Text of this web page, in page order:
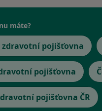
máte?
zdravotní pojišťovna
pojišťovna
pojišťovna ČR